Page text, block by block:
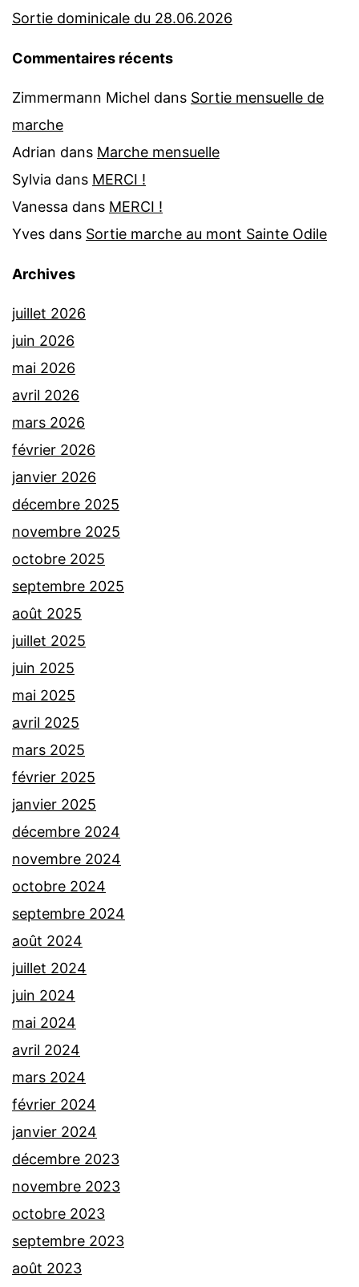
Sortie dominicale du 28.06.2026
Commentaires récents
Zimmermann Michel dans Sortie mensuelle de
marche
Adrian dans Marche mensuelle
Sylvia dans MERCI !
Vanessa dans MERCI !
Yves dans Sortie marche au mont Sainte Odile
Archives
juillet 2026
juin 2026
mai 2026
avril 2026
mars 2026
février 2026
janvier 2026
décembre 2025
novembre 2025
octobre 2025
septembre 2025
août 2025
juillet 2025
juin 2025
mai 2025
avril 2025
mars 2025
février 2025
janvier 2025
décembre 2024
novembre 2024
octobre 2024
septembre 2024
août 2024
juillet 2024
juin 2024
mai 2024
avril 2024
mars 2024
février 2024
janvier 2024
décembre 2023
novembre 2023
octobre 2023
septembre 2023
août 2023